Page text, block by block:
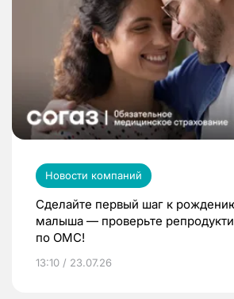
Новости компаний
Сделайте первый шаг к
малыша — проверьте
по ОМС!
13:10 / 23.07.26